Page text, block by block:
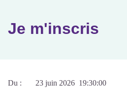
Je m'inscris
Du : 23 juin 2026 19:30:00